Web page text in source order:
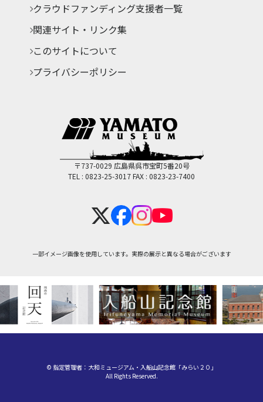
クラウドファンディング支援者一覧
関連サイト・リンク集
このサイトについて
プライバシーポリシー
〒737-0029 広島県呉市宝町5番20号
TEL : 0823-25-3017FAX : 0823-23-7400
一部イメージ画像を使用しています。実際の展示と異なる場合がございます
© 指定管理者：大和ミュージアム・入船山記念館「みらい２０」
All Rights Reserved.